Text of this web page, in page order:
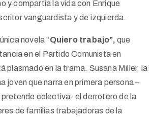
y compartía la vida con Enrique
vanguardista y de izquierda.
novela “Quiero trabajo”,que
en el Partido Comunista en
plasmado en la trama. Susana Miller, la
joven que narra en primera persona –
colectiva- el derrotero de la
de familias trabajadoras de la